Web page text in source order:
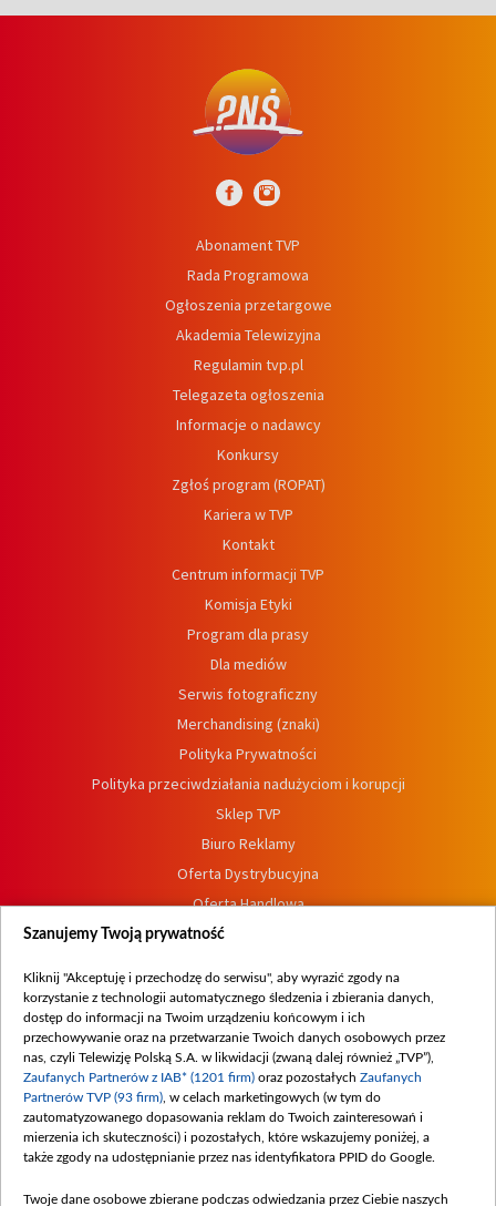
Abonament TVP
Rada Programowa
Ogłoszenia przetargowe
Akademia Telewizyjna
Regulamin tvp.pl
Telegazeta ogłoszenia
Informacje o nadawcy
Konkursy
Zgłoś program (ROPAT)
Kariera w TVP
Kontakt
Centrum informacji TVP
Komisja Etyki
Program dla prasy
Dla mediów
Serwis fotograficzny
Merchandising (znaki)
Polityka Prywatności
Polityka przeciwdziałania nadużyciom i korupcji
Sklep TVP
Biuro Reklamy
Oferta Dystrybucyjna
Oferta Handlowa
Dostępność
Procedura zgłoszeń wewnętrznych
Szanujemy Twoją prywatność
Kliknij "Akceptuję i przechodzę do serwisu", aby wyrazić zgody na
korzystanie z technologii automatycznego śledzenia i zbierania danych,
dostęp do informacji na Twoim urządzeniu końcowym i ich
przechowywanie oraz na przetwarzanie Twoich danych osobowych przez
nas, czyli Telewizję Polską S.A. w likwidacji (zwaną dalej również „TVP”),
Zaufanych Partnerów z IAB* (1201 firm) oraz pozostałych Zaufanych
Partnerów TVP (93 firm) , w celach marketingowych (w tym do
zautomatyzowanego dopasowania reklam do Twoich zainteresowań i
mierzenia ich skuteczności) i pozostałych, które wskazujemy poniżej, a
także zgody na udostępnianie przez nas identyfikatora PPID do Google.
Twoje dane osobowe zbierane podczas odwiedzania przez Ciebie naszych